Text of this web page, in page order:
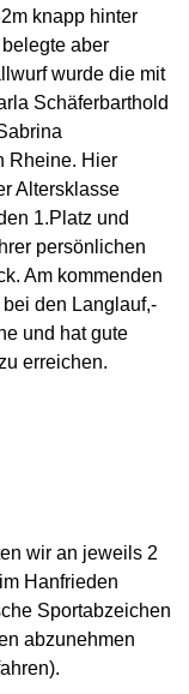
knapp hinter
aber
wurde die mit
Schäferbarthold
Rheine. Hier
Altersklasse
1.Platz und
persönlichen
Am kommenden
den Langlauf,-
und hat gute
erreichen.
wir an jeweils 2
Hanfrieden
Sportabzeichen
abzunehmen